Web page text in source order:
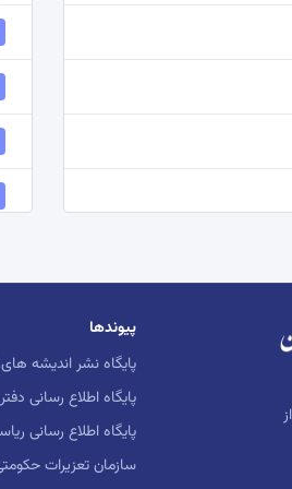
پیوندها
پایگاه نشر اندیشه
پایگاه اطلاع رسانی
پایگاه اطلاع رسانی
سازمان تعزیرات